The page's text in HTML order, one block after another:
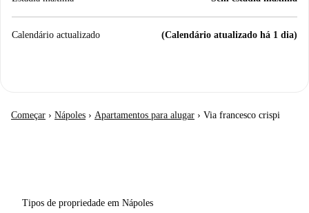
Calendário actualizado (Calendário atualizado há 1 dia)
Começar › Nápoles › Apartamentos para alugar › Via francesco crispi
Tipos de propriedade em Nápoles